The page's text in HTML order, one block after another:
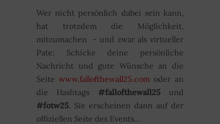
Wer nicht persönlich dabei sein kann,
hat trotzdem die Möglichkeit,
mitzumachen – und zwar als virtueller
Pate: Schicke deine persönliche
Nachricht und gute Wünsche an die
Seite www.fallofthewall25.com oder an
die Hashtags #fallofthewall25und
#fotw25. Sie erscheinen dann auf der
offiziellen Seite des Events…